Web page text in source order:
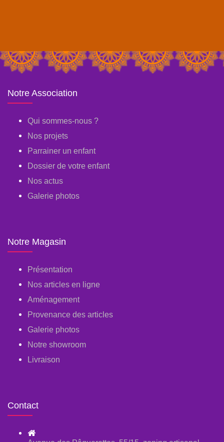
Notre Association
Qui sommes-nous ?
Nos projets
Parrainer un enfant
Dossier de votre enfant
Nos actus
Galerie photos
Notre Magasin
Présentation
Nos articles en ligne
Aménagement
Provenance des articles
Galerie photos
Notre showroom
Livraison
Contact